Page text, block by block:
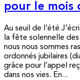
pour le mois
Au seuil de l’été
la fête solennelle
nous nous sommes
ordonnés jubilaires
grâce pour l’appel
dans nos vies. En...